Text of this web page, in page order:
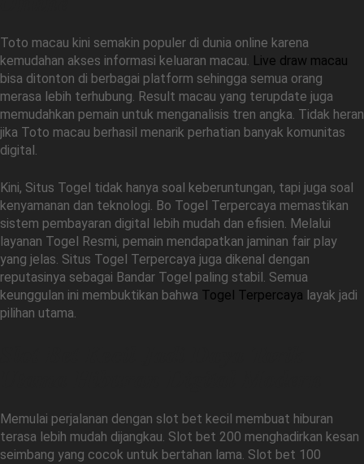
Toto macau kini semakin populer di dunia online karena
kemudahan akses informasi keluaran macau. Live draw macau
bisa ditonton di berbagai platform sehingga semua orang
merasa lebih terhubung. Result macau yang terupdate juga
memudahkan pemain untuk menganalisis tren angka. Tidak heran
jika Toto macau berhasil menarik perhatian banyak komunitas
digital.
Kini, Situs Togel tidak hanya soal keberuntungan, tapi juga soal
kenyamanan dan teknologi. Bo Togel Terpercaya memastikan
sistem pembayaran digital lebih mudah dan efisien. Melalui
layanan Togel Resmi, pemain mendapatkan jaminan fair play
yang jelas. Situs Togel Terpercaya juga dikenal dengan
reputasinya sebagai Bandar Togel paling stabil. Semua
keunggulan ini membuktikan bahwa Togel Terpercaya layak jadi
pilihan utama.
Memulai perjalanan dengan slot bet kecil membuat hiburan
terasa lebih mudah dijangkau. Slot bet 200 menghadirkan kesan
seimbang yang cocok untuk bertahan lama. Slot bet 100